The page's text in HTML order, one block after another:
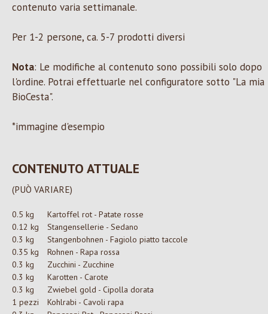
contenuto varia settimanale.
Per 1-2 persone, ca. 5-7 prodotti diversi
Nota: Le modifiche al contenuto sono possibili solo dopo
l'ordine. Potrai effettuarle nel configuratore sotto "La mia
BioCesta".
*immagine d'esempio
CONTENUTO ATTUALE
(PUÒ VARIARE)
0.5 kg
Kartoffel rot - Patate rosse
0.12 kg
Stangensellerie - Sedano
0.3 kg
Stangenbohnen - Fagiolo piatto taccole
0.35 kg
Rohnen - Rapa rossa
0.3 kg
Zucchini - Zucchine
0.3 kg
Karotten - Carote
0.3 kg
Zwiebel gold - Cipolla dorata
1 pezzi
Kohlrabi - Cavoli rapa